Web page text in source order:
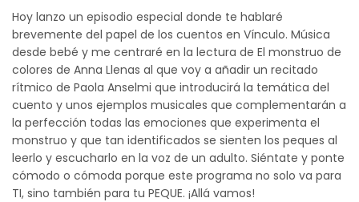
Hoy lanzo un episodio especial donde te hablaré
brevemente del papel de los cuentos en Vínculo. Música
desde bebé y me centraré en la lectura de El monstruo de
colores de Anna Llenas al que voy a añadir un recitado
rítmico de Paola Anselmi que introducirá la temática del
cuento y unos ejemplos musicales que complementarán a
la perfección todas las emociones que experimenta el
monstruo y que tan identificados se sienten los peques al
leerlo y escucharlo en la voz de un adulto. Siéntate y ponte
cómodo o cómoda porque este programa no solo va para
TI, sino también para tu PEQUE. ¡Allá vamos!